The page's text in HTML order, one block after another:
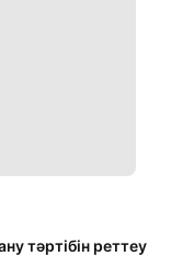
тәртібін реттеу